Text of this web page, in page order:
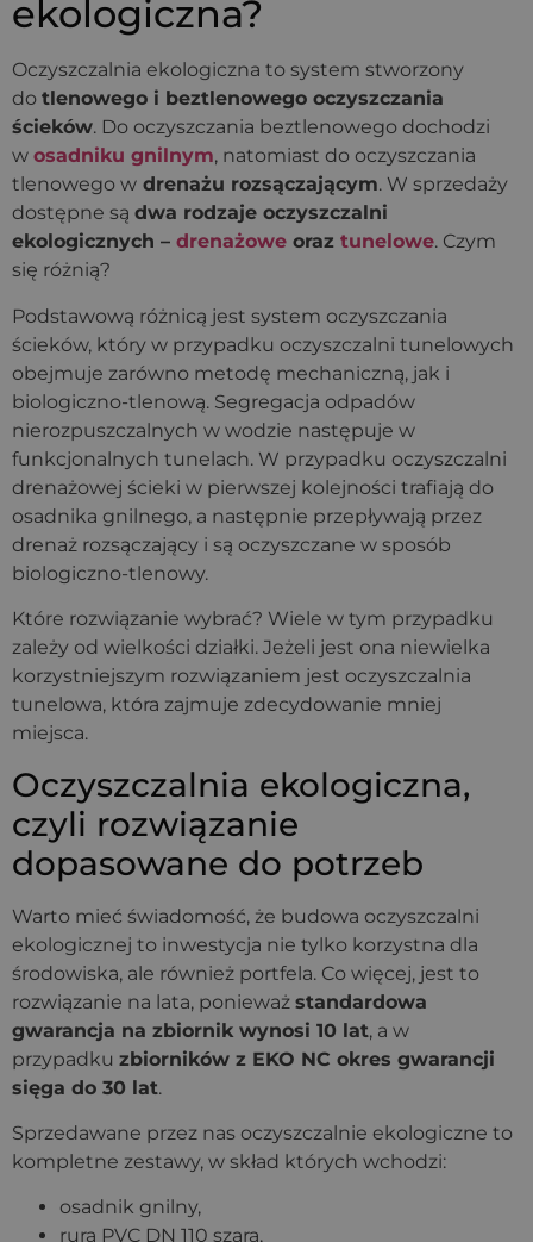
ekologiczna?
Oczyszczalnia ekologiczna to system stworzony
do tlenowego i beztlenowego oczyszczania
ścieków. Do oczyszczania beztlenowego dochodzi
w osadniku gnilnym, natomiast do oczyszczania
tlenowego w drenażu rozsączającym. W sprzedaży
dostępne są dwa rodzaje oczyszczalni
ekologicznych – drenażowe oraz tunelowe. Czym
się różnią?
Podstawową różnicą jest system oczyszczania
ścieków, który w przypadku oczyszczalni tunelowych
obejmuje zarówno metodę mechaniczną, jak i
biologiczno-tlenową. Segregacja odpadów
nierozpuszczalnych w wodzie następuje w
funkcjonalnych tunelach. W przypadku oczyszczalni
drenażowej ścieki w pierwszej kolejności trafiają do
osadnika gnilnego, a następnie przepływają przez
drenaż rozsączający i są oczyszczane w sposób
biologiczno-tlenowy.
Które rozwiązanie wybrać? Wiele w tym przypadku
zależy od wielkości działki. Jeżeli jest ona niewielka
korzystniejszym rozwiązaniem jest oczyszczalnia
tunelowa, która zajmuje zdecydowanie mniej
miejsca.
Oczyszczalnia ekologiczna,
czyli rozwiązanie
dopasowane do potrzeb
Warto mieć świadomość, że budowa oczyszczalni
ekologicznej to inwestycja nie tylko korzystna dla
środowiska, ale również portfela. Co więcej, jest to
rozwiązanie na lata, ponieważ standardowa
gwarancja na zbiornik wynosi 10 lat, a w
przypadku zbiorników z EKO NC okres gwarancji
sięga do 30 lat.
Sprzedawane przez nas oczyszczalnie ekologiczne to
kompletne zestawy, w skład których wchodzi:
osadnik gnilny,
rura PVC DN 110 szara,